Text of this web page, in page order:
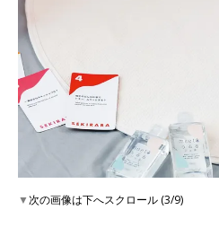
▼次の画像は下へスクロール (3/9)